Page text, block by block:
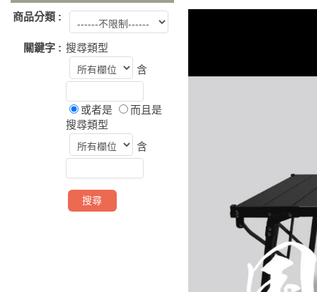
商品分類 :
關鍵字 : 搜尋類型
含
或者是
而且是
搜尋類型
含